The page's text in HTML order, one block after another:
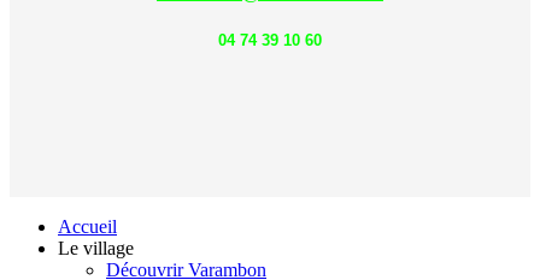
04 74 39 10 60
Accueil
Le village
Découvrir Varambon